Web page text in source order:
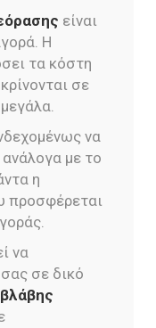
είναι
Η
τα κόστη
σε
να
με το
η
προσφέρεται
να
σε δικό